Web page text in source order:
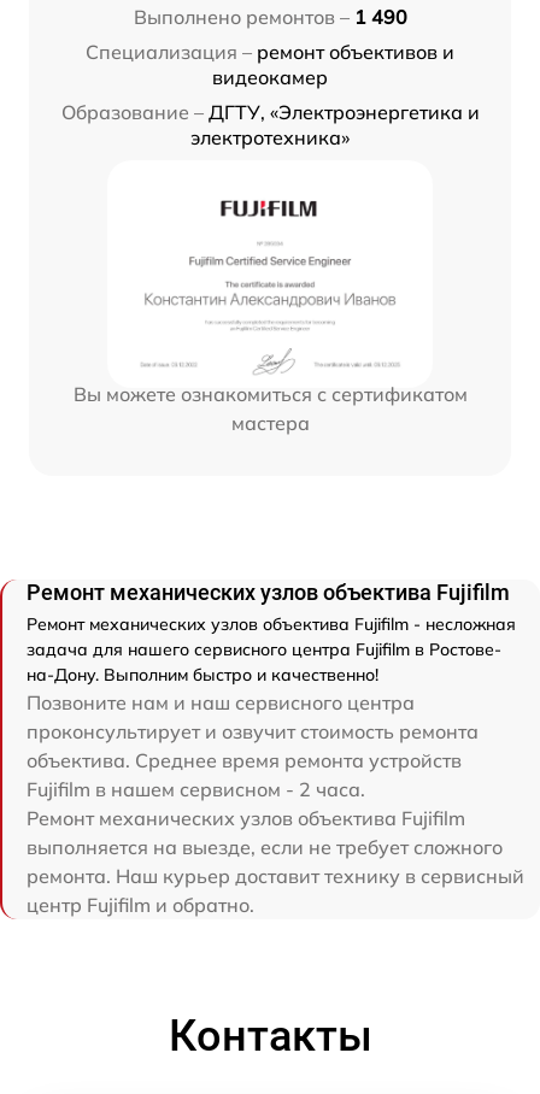
Выполнено ремонтов – 1 490
Специализация – ремонт объективов и
видеокамер
Образование – ДГТУ, «Электроэнергетика и
электротехника»
Вы можете ознакомиться с сертификатом
мастера
Ремонт механических узлов объектива Fujifilm
Ремонт механических узлов объектива Fujifilm - несложная
задача для нашего сервисного центра Fujifilm в Ростове-
на-Дону. Выполним быстро и качественно!
Позвоните нам и наш сервисного центра
проконсультирует и озвучит стоимость ремонта
объектива. Среднее время ремонта устройств
Fujifilm в нашем сервисном - 2 часа.
Ремонт механических узлов объектива Fujifilm
выполняется на выезде, если не требует сложного
ремонта. Наш курьер доставит технику в сервисный
центр Fujifilm и обратно.
Контакты